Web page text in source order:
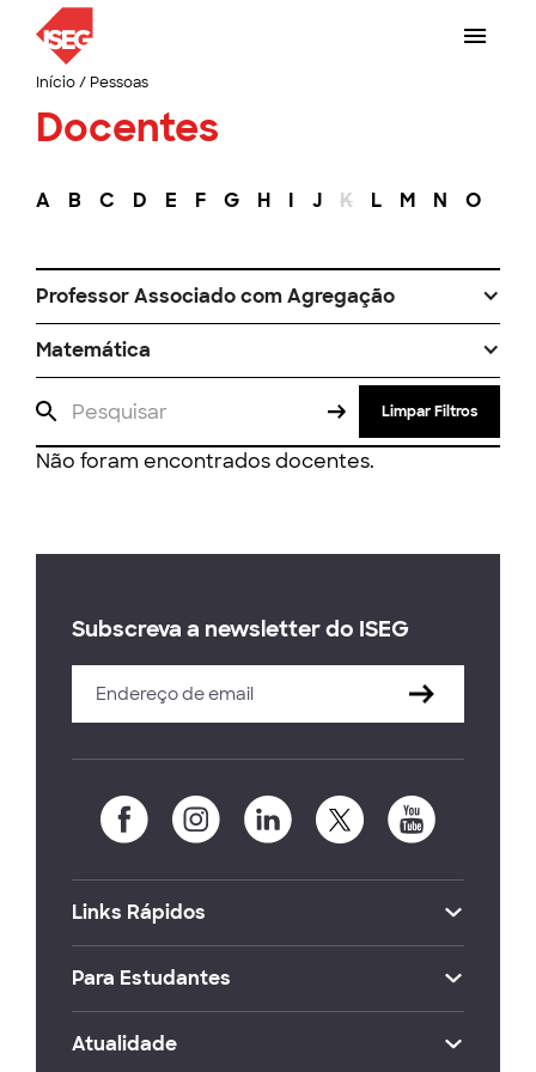
Início/ Pessoas
Docentes
A B C D E F G H I J K L M N O
Professor Associado com Agregação
Matemática
Limpar Filtros
Não foram encontrados docentes.
Subscreva a newsletter do ISEG
Links Rápidos
Para Estudantes
Atualidade